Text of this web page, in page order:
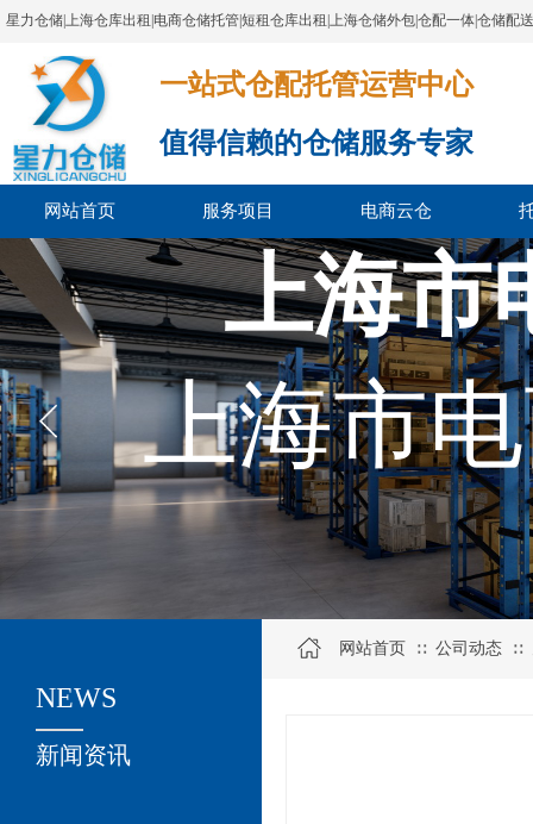
星力仓储|上海仓库出租|电商仓储托管|短租仓库出租|上海仓储外包|仓配一体|仓储配
一站式仓配托管运营中心​​​​​​​​​​​​​​​​​
值得信赖的仓储服务专家
网站首页 服务项目 电商云仓
上海市
上海市
关于我们
新闻资讯
NEWS
网站首页 ∷ 公司动态 ∷